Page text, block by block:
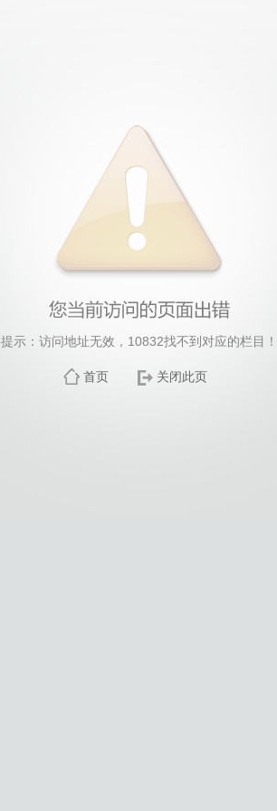
提示：访问地址无效，10832找不到对应的栏目！
首页 关闭此页